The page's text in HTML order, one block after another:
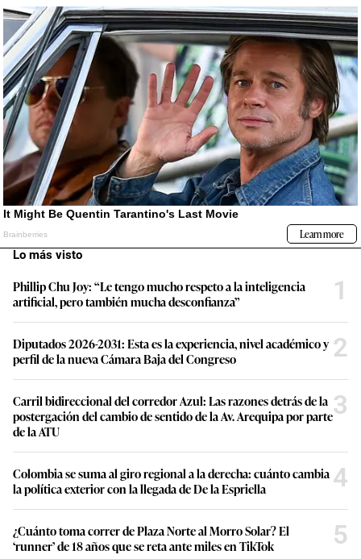
Lo más visto
Phillip Chu Joy: “Le tengo mucho respeto a la inteligencia
artificial, pero también mucha desconfianza”
1
Diputados 2026-2031: Esta es la experiencia, nivel académico y
perfil de la nueva Cámara Baja del Congreso
2
Carril bidireccional del corredor Azul: Las razones detrás de la
postergación del cambio de sentido de la Av. Arequipa por parte
de la ATU
3
Colombia se suma al giro regional a la derecha: cuánto cambia
la política exterior con la llegada de De la Espriella
4
¿Cuánto toma correr de Plaza Norte al Morro Solar? El
‘runner’ de 18 años que se reta ante miles en TikTok
5